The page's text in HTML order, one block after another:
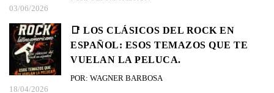
03/06/2026
📑 LOS CLÁSICOS DEL ROCK EN
ESPAÑOL: ESOS TEMAZOS QUE TE
VUELAN LA PELUCA.
POR: WAGNER BARBOSA
18/04/2026